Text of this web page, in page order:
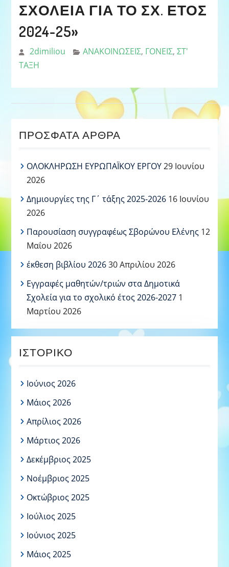
ΣΧΟΛΕΊΑ ΓΙΑ ΤΟ ΣΧ. ΈΤΟΣ
2024-25»
2dimiliou ΑΝΑΚΟΙΝΩΣΕΙΣ, ΓΟΝΕΙΣ, ΣΤ'
ΤΑΞΗ
ΠΡΌΣΦΑΤΑ ΆΡΘΡΑ
ΟΛΟΚΛΗΡΩΣΗ ΕΥΡΩΠΑΪΚΟΥ ΕΡΓΟΥ29 Ιουνίου
2026
Δημιουργίες της Γ΄ τάξης 2025-2026 16 Ιουνίου
2026
Παρουσίαση συγγραφέως Σβορώνου Ελένης 12
Μαΐου 2026
έκθεση βιβλίου 202630 Απριλίου 2026
Εγγραφές μαθητών/τριών στα Δημοτικά
Σχολεία για το σχολικό έτος 2026-2027 1
Μαρτίου 2026
ΙΣΤΟΡΙΚΌ
Ιούνιος 2026
Μάιος 2026
Απρίλιος 2026
Μάρτιος 2026
Δεκέμβριος 2025
Νοέμβριος 2025
Οκτώβριος 2025
Ιούλιος 2025
Ιούνιος 2025
Μάιος 2025